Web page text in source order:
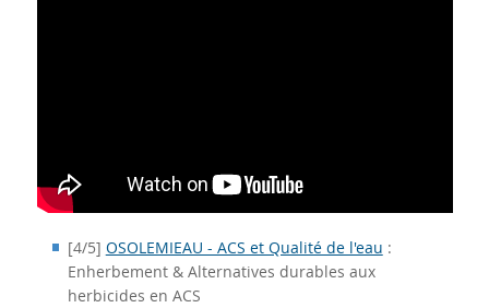
[4/5] OSOLEMIEAU - ACS et Qualité de l'eau :
Enherbement & Alternatives durables aux
herbicides en ACS